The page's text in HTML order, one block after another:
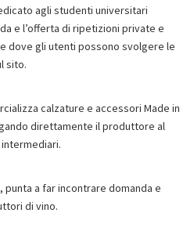
agli studenti universitari
e l’offerta di ripetizioni private e
dove gli utenti possono svolgere le
sito.
calzature e accessori Made in
direttamente il produttore al
punta a far incontrare domanda e
di vino.